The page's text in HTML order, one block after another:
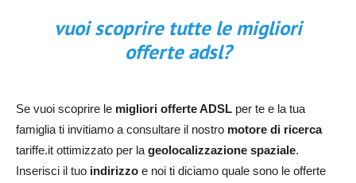
vuoi scoprire tutte le migliori
offerte adsl?
Se vuoi scoprire le migliori offerte ADSL per te e la tua
famiglia ti invitiamo a consultare il nostro motore di ricerca
tariffe.it ottimizzato per la geolocalizzazione spaziale.
Inserisci il tuo indirizzo e noi ti diciamo quale sono le offerte